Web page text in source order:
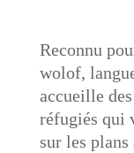
Reconnu
wolof,
accueille
réfugiés qui
sur les